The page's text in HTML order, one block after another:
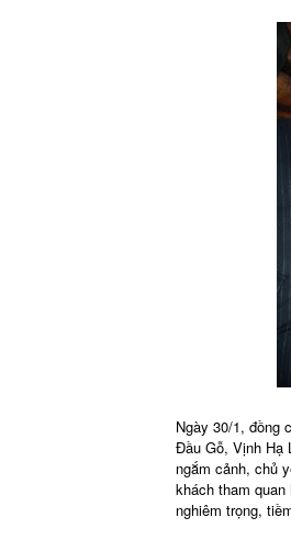
Ngày 30/1, đồng
Đầu Gỗ, Vịnh Hạ
ngắm cảnh, chủ
khách tham
nghiêm trọng,